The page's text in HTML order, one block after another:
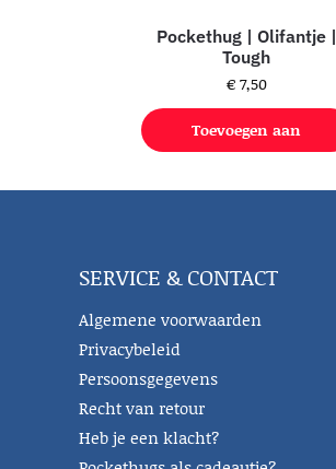
Pockethug | Olifantje |
Tough
€7,50
Toevoegen aan
SERVICE & CONTACT
Algemene voorwaarden
Privacybeleid
Persoonsgegevens
Recht van retour
Heb je een klacht?